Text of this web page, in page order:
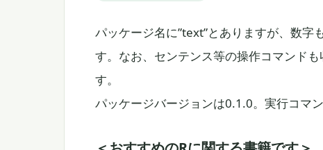
パッケージ名に”text”とありますが、数
す。なお、センテンス等の操作コマンド
す。
パッケージバージョンは0.1.0。実行コマ